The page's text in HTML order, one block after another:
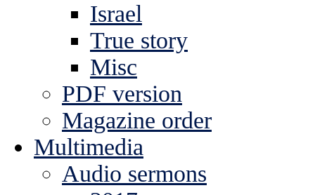
Israel
True story
Misc
PDF version
Magazine order
Multimedia
Audio sermons